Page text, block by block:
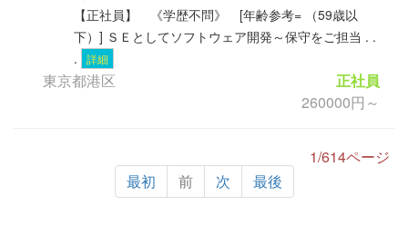
【正社員】 《学歴不問》 [年齢参考= （59歳以
下）] ＳＥとしてソフトウェア開発～保守をご担当 . .
.
詳細
東京都港区
正社員
260000円～
最初 前 次 最後
1/614ページ